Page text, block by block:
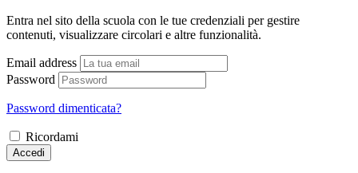
Entra nel sito della scuola con le tue credenziali per gestire
contenuti, visualizzare circolari e altre funzionalità.
Email address
Password
Password dimenticata?
Ricordami
Accedi